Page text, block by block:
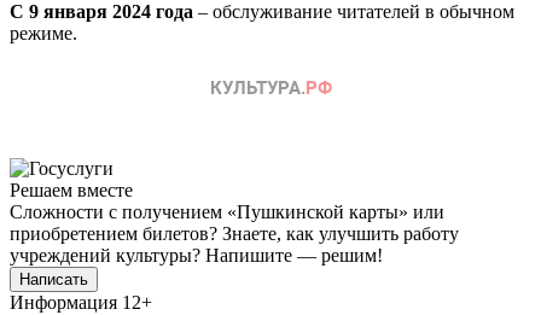
С 9 января 2024 года – обслуживание читателей в обычном
режиме.
Решаем вместе
Сложности с получением «Пушкинской карты» или
приобретением билетов? Знаете, как улучшить работу
учреждений культуры? Напишите — решим!
Написать
Информация 12+